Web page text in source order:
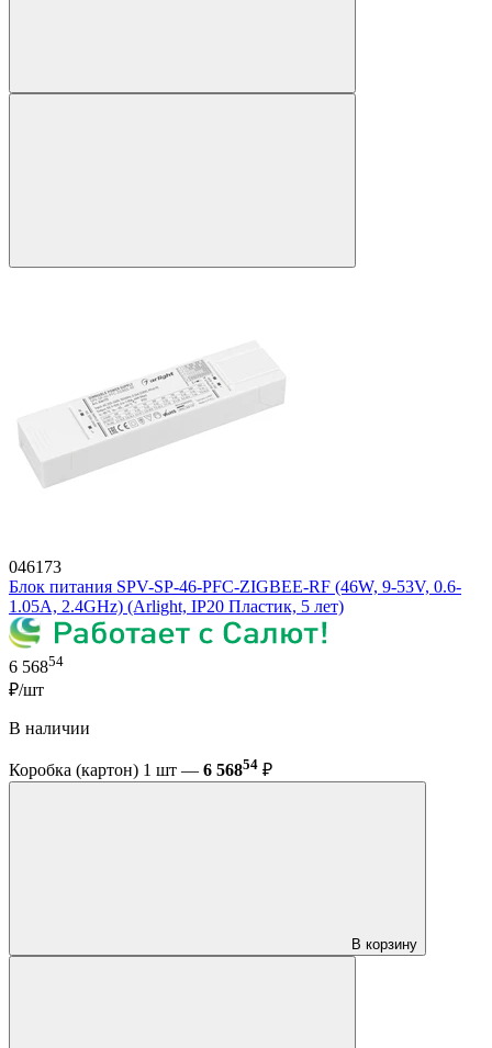
046173
Блок питания SPV-SP-46-PFC-ZIGBEE-RF (46W, 9-53V, 0.6-
1.05A, 2.4GHz) (Arlight, IP20 Пластик, 5 лет)
6 56854
₽/шт
В наличии
Коробка (картон) 1 шт — 6 56854 ₽
В корзину